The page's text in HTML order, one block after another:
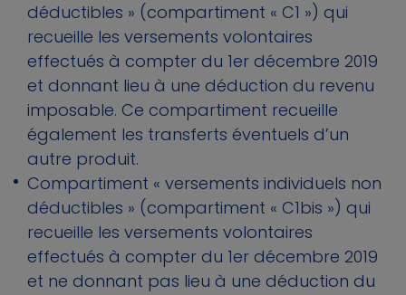
déductibles » (compartiment « C1 ») qui
recueille les versements volontaires
effectués à compter du 1er décembre 2019
et donnant lieu à une déduction du revenu
imposable. Ce compartiment recueille
également les transferts éventuels d’un
autre produit.
Compartiment « versements individuels non
déductibles » (compartiment « C1bis ») qui
recueille les versements volontaires
effectués à compter du 1er décembre 2019
et ne donnant pas lieu à une déduction du